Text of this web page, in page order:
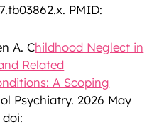
PMID:
A. Childhood Neglect in
Related
A Scoping
Psychiatry. 2026 May
doi: